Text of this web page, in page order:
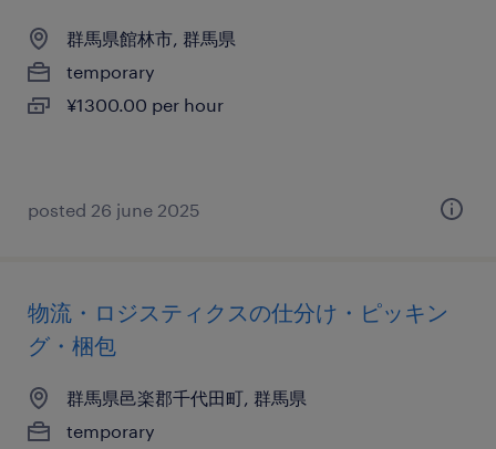
群馬県館林市, 群馬県
temporary
¥1300.00 per hour
posted 26 june 2025
物流・ロジスティクスの仕分け・ピッキン
グ・梱包
群馬県邑楽郡千代田町, 群馬県
temporary